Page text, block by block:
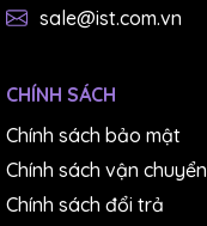
sale@ist.com.vn
CHÍNH SÁCH
Chính sách bảo mật
Chính sách vận chuyển
Chính sách đổi trả